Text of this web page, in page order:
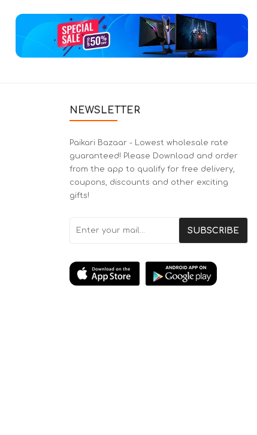
NEWSLETTER
Paikari Bazaar - Lowest wholesale rate
guaranteed! Please Download and order
from the app to qualify for free delivery,
coupons, discounts and other exciting
gifts!